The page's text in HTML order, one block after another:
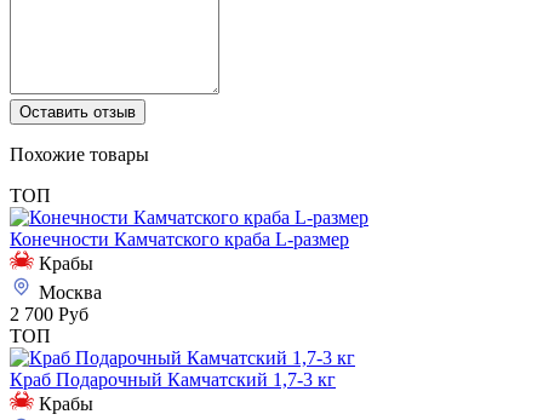
Оставить отзыв
Похожие товары
ТОП
Конечности Камчатского краба L-размер
Крабы
Москва
2 700 Руб
ТОП
Краб Подарочный Камчатский 1,7-3 кг
Крабы